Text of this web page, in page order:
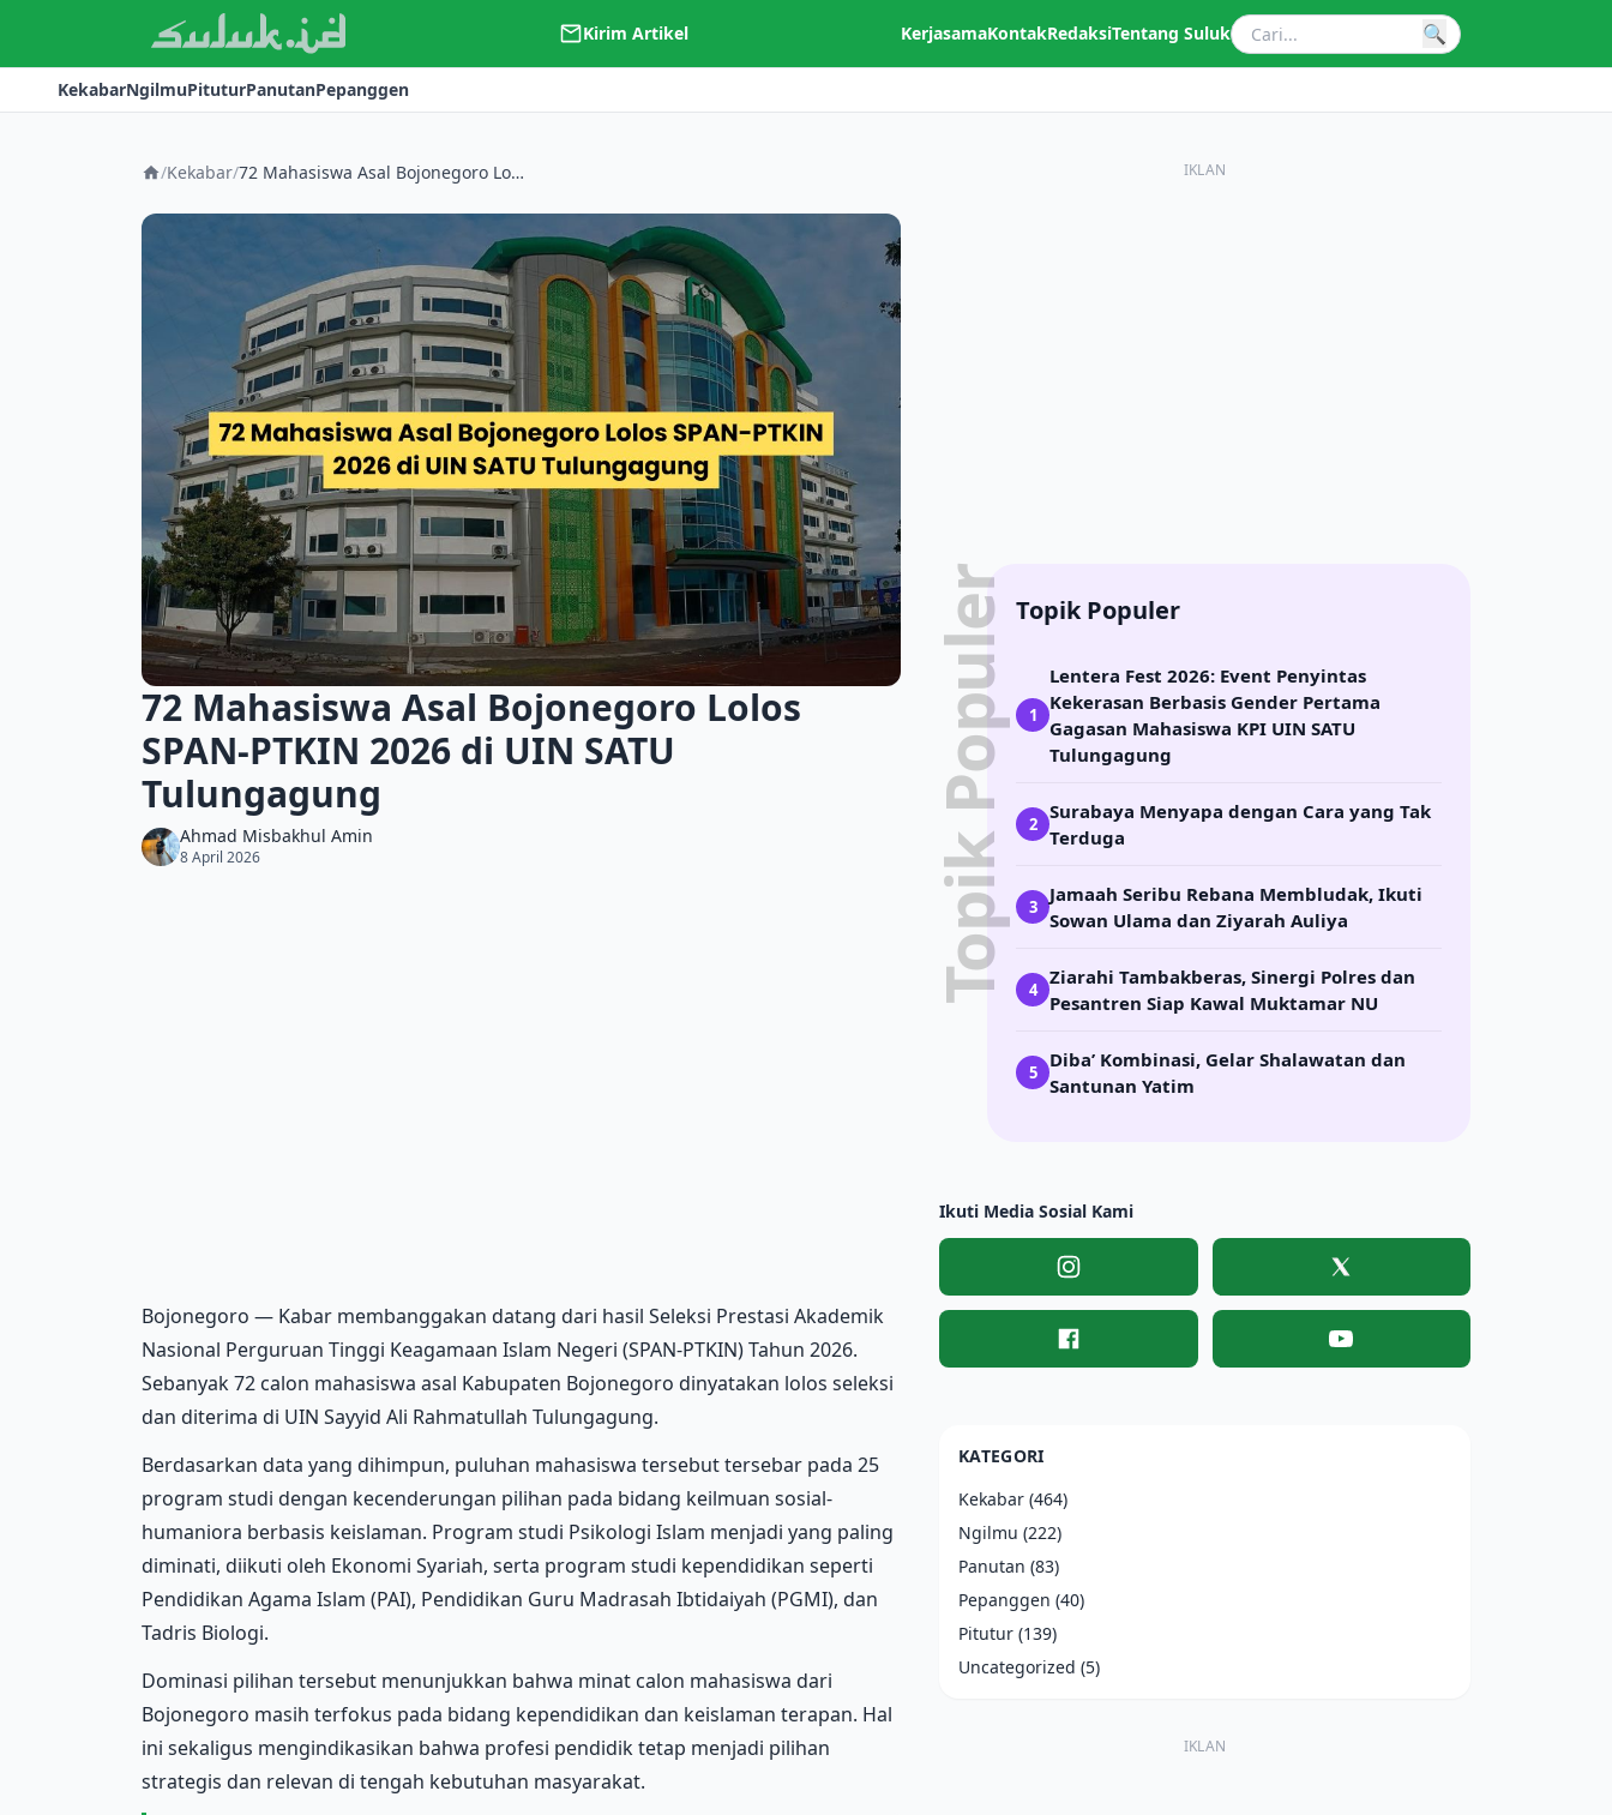
Kirim Artikel KerjasamaKontakRedaksiTentang Suluk 🔍
KekabarNgilmuPituturPanutanPepanggen
/Kekabar/ 72 Mahasiswa Asal Bojonegoro Lolos SPAN-PTKIN 2026 di UIN SATU Tulungagung
72 Mahasiswa Asal Bojonegoro Lolos
SPAN-PTKIN 2026 di UIN SATU
Tulungagung
Ahmad Misbakhul Amin
8 April 2026
Bojonegoro — Kabar membanggakan datang dari hasil Seleksi Prestasi Akademik
Nasional Perguruan Tinggi Keagamaan Islam Negeri (SPAN-PTKIN) Tahun 2026.
Sebanyak 72 calon mahasiswa asal Kabupaten Bojonegoro dinyatakan lolos seleksi
dan diterima di UIN Sayyid Ali Rahmatullah Tulungagung.
Berdasarkan data yang dihimpun, puluhan mahasiswa tersebut tersebar pada 25
program studi dengan kecenderungan pilihan pada bidang keilmuan sosial-
humaniora berbasis keislaman. Program studi Psikologi Islam menjadi yang paling
diminati, diikuti oleh Ekonomi Syariah, serta program studi kependidikan seperti
Pendidikan Agama Islam (PAI), Pendidikan Guru Madrasah Ibtidaiyah (PGMI), dan
Tadris Biologi.
Dominasi pilihan tersebut menunjukkan bahwa minat calon mahasiswa dari
Bojonegoro masih terfokus pada bidang kependidikan dan keislaman terapan. Hal
ini sekaligus mengindikasikan bahwa profesi pendidik tetap menjadi pilihan
strategis dan relevan di tengah kebutuhan masyarakat.
IKLAN
Topik PopulerTopik Populer
1
Lentera Fest 2026: Event Penyintas
Kekerasan Berbasis Gender Pertama
Gagasan Mahasiswa KPI UIN SATU
Tulungagung
2
Surabaya Menyapa dengan Cara yang Tak
Terduga
3
Jamaah Seribu Rebana Membludak, Ikuti
Sowan Ulama dan Ziyarah Auliya
4
Ziarahi Tambakberas, Sinergi Polres dan
Pesantren Siap Kawal Muktamar NU
5
Diba’ Kombinasi, Gelar Shalawatan dan
Santunan Yatim
Ikuti Media Sosial Kami
Instagram X
Facebook YouTube
KATEGORI
Kekabar (464)
Ngilmu (222)
Panutan (83)
Pepanggen (40)
Pitutur (139)
Uncategorized (5)
IKLAN